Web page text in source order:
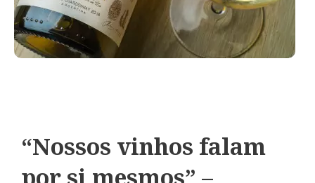
“Nossos vinhos falam